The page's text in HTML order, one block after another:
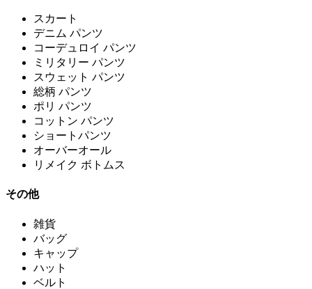
スカート
デニム パンツ
コーデュロイ パンツ
ミリタリー パンツ
スウェット パンツ
総柄 パンツ
ポリ パンツ
コットン パンツ
ショートパンツ
オーバーオール
リメイク ボトムス
その他
雑貨
バッグ
キャップ
ハット
ベルト